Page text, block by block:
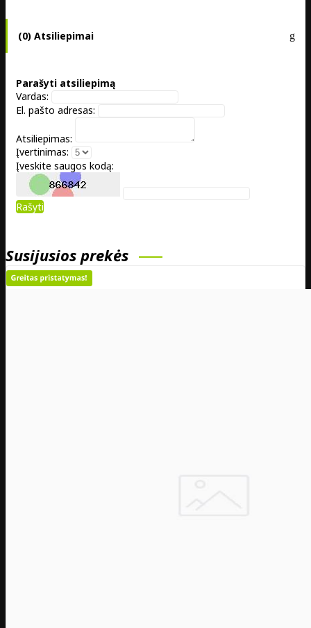
(0) Atsiliepimai
Parašyti atsiliepimą
Vardas:
El. pašto adresas:
Atsiliepimas:
Įvertinimas:
Įveskite saugos kodą:
Rašyti
Susijusios prekės